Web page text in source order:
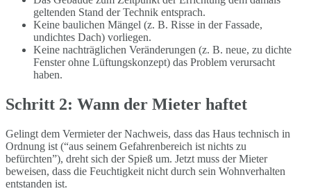
geltenden Stand der Technik entsprach.
Keine baulichen Mängel (z. B. Risse in der Fassade,
undichtes Dach) vorliegen.
Keine nachträglichen Veränderungen (z. B. neue, zu dichte
Fenster ohne Lüftungskonzept) das Problem verursacht
haben.
Schritt 2: Wann der Mieter haftet
Gelingt dem Vermieter der Nachweis, dass das Haus technisch in
Ordnung ist (“aus seinem Gefahrenbereich ist nichts zu
befürchten”), dreht sich der Spieß um. Jetzt muss der Mieter
beweisen, dass die Feuchtigkeit nicht durch sein Wohnverhalten
entstanden ist.